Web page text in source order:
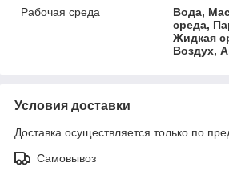
Рабочая среда
Вода,
среда,
Жидкая
Воздух,
Условия доставки
Доставка осуществляется только по
Самовывоз